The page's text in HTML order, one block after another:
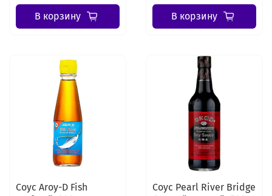
В корзину В корзину
Соус Aroy-D Fish
Соус Pearl River Bridge